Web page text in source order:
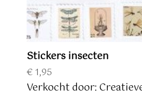
Stickers insecten
€1,95
Verkocht door: